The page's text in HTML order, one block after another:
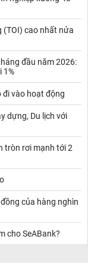
nhưng kéo theo
hơn từ đậu nành.
kiểm soát.
nay đang là 13
kỳ vọng 840
vùng cao là 21,9
hạt bông dự
bông tại Mỹ lên
khiến cho ngành
mại của Mỹ
xuất khẩu lớn
nước xuất khẩu
của Mỹ
hội Bông Quốc tế
(TOI) cao nhất nửa
đầu năm 2026:
1%
đi vào hoạt động
dựng, Du lịch với
tròn rơi mạnh tới 2
của hàng nghìn
cho SeABank?